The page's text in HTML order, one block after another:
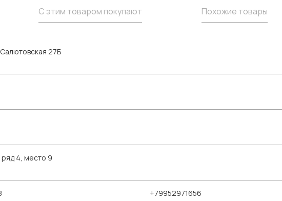
С этим товаром покупают Похожие товары
27Б
4, место 9
+79952971656